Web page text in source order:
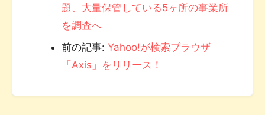
題、大量保管している5ヶ所の事業所
を調査へ
前の記事: Yahoo!が検索ブラウザ
「Axis」をリリース！